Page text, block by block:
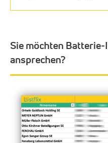
Sie möchten
ansprechen?